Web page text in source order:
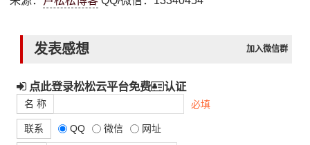
发表感想 加入微信群
点此登录松松云平台免费 认证
名 称 必填
联系 QQ 微信 网址